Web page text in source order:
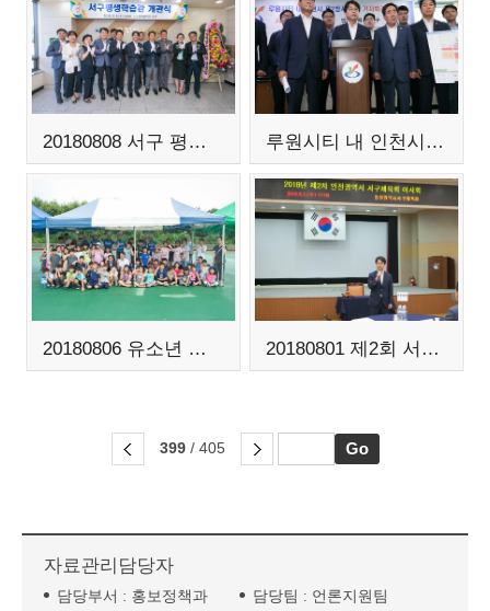
20180808 서구 평생학습관 개관식 루원시티 내 인천시 제2청사 건립 기자회견
20180806 유소년 방학맞이 롤러교실 개강식 20180801 제2회 서구체육회 이사회
399 / 405
자료관리담당자
담당부서 : 홍보정책과 담당팀 : 언론지원팀